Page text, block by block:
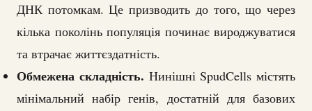
ДНК потомкам. Це призводить до того, що через
кілька поколінь популяція починає вироджуватися
та втрачає життєздатність.
Обмежена складність. Нинішні SpudCells містять
мінімальний набір генів, достатній для базових